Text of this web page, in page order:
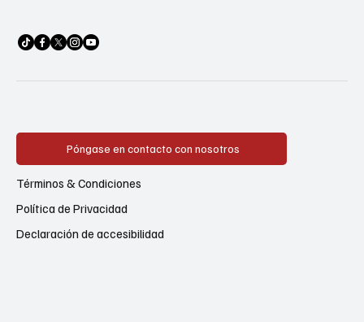
Póngase en contacto con nosotros
Política de Privacidad
Términos & Condiciones
Declaración de accesibilidad